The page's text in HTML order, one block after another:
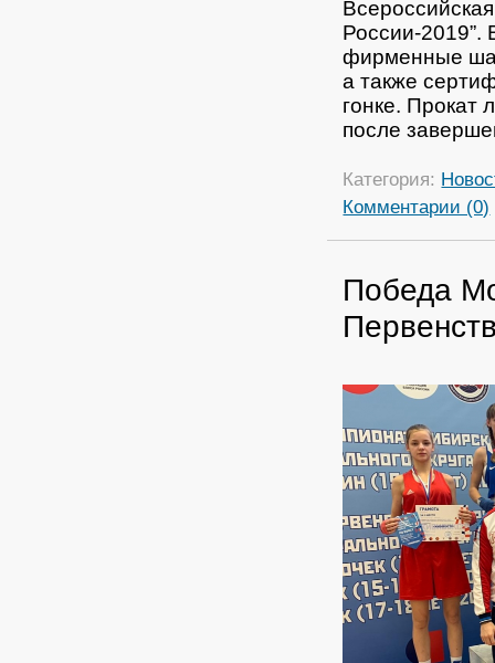
России-2019”.
фирменные
а также
гонке. Прокат
после
Категория:
Комментарии (0)
Победа